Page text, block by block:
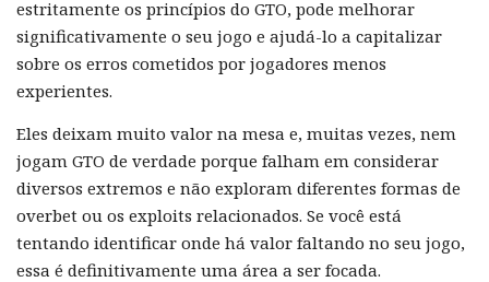
estritamente os princípios do GTO, pode melhorar
significativamente o seu jogo e ajudá-lo a capitalizar
sobre os erros cometidos por jogadores menos
experientes.
Eles deixam muito valor na mesa e, muitas vezes, nem
jogam GTO de verdade porque falham em considerar
diversos extremos e não exploram diferentes formas de
overbet ou os exploits relacionados. Se você está
tentando identificar onde há valor faltando no seu jogo,
essa é definitivamente uma área a ser focada.